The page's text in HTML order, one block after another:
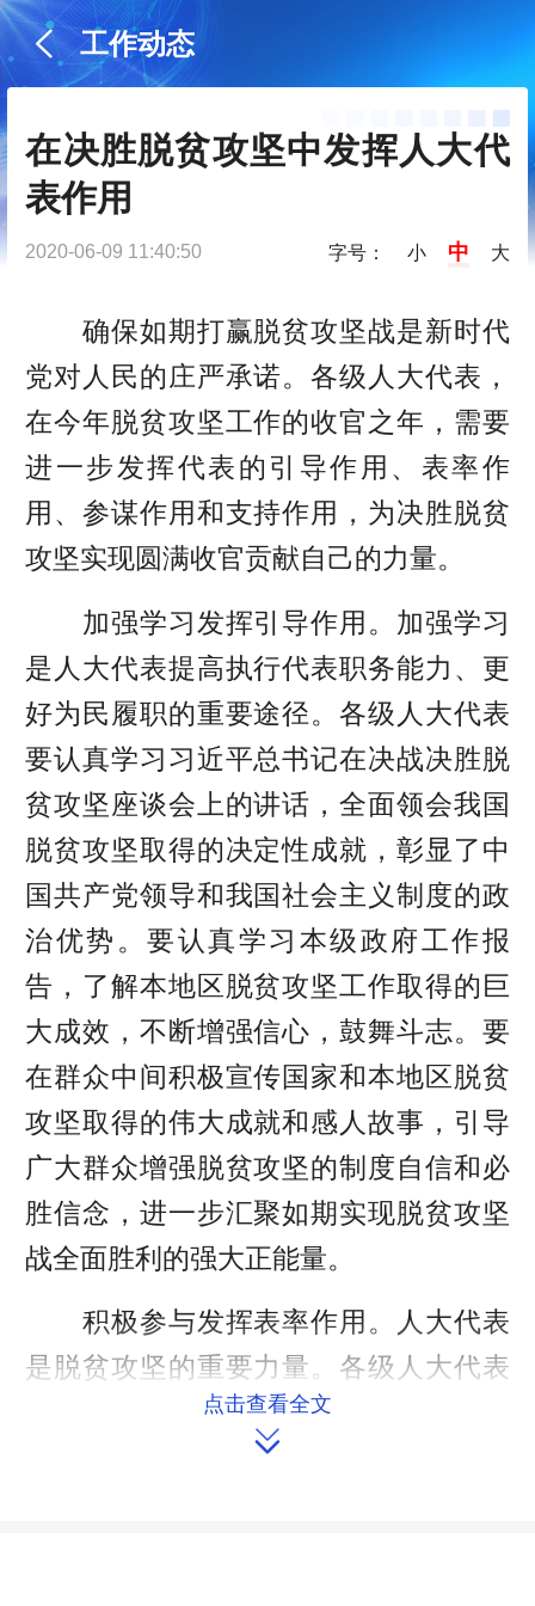
工作动态
在决胜脱贫攻坚中发挥人大代
表作用
2020-06-09 11:40:50 字号： 小 中 大
确保如期打赢脱贫攻坚战是新时代
党对人民的庄严承诺。各级人大代表，
在今年脱贫攻坚工作的收官之年，需要
进一步发挥代表的引导作用、表率作
用、参谋作用和支持作用，为决胜脱贫
攻坚实现圆满收官贡献自己的力量。
加强学习发挥引导作用。加强学习
是人大代表提高执行代表职务能力、更
好为民履职的重要途径。各级人大代表
要认真学习习近平总书记在决战决胜脱
贫攻坚座谈会上的讲话，全面领会我国
脱贫攻坚取得的决定性成就，彰显了中
国共产党领导和我国社会主义制度的政
治优势。要认真学习本级政府工作报
告，了解本地区脱贫攻坚工作取得的巨
大成效，不断增强信心，鼓舞斗志。要
在群众中间积极宣传国家和本地区脱贫
攻坚取得的伟大成就和感人故事，引导
广大群众增强脱贫攻坚的制度自信和必
胜信念，进一步汇聚如期实现脱贫攻坚
战全面胜利的强大正能量。
积极参与发挥表率作用。人大代表
是脱贫攻坚的重要力量。各级人大代表
要以各种方式积极投入到本地区脱贫攻
坚工作中，助力打赢脱贫攻坚战。在脱
点击查看全文
